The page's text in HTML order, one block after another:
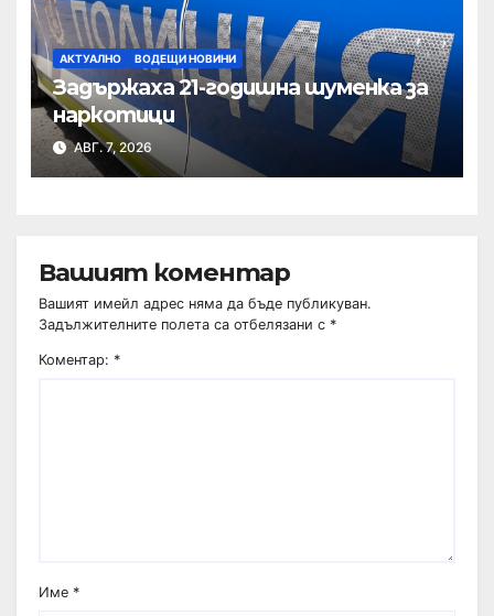
АКТУАЛНО ВОДЕЩИ НОВИНИ
Задържаха 21-годишна шуменка за
наркотици
АВГ. 7, 2026
Вашият коментар
Вашият имейл адрес няма да бъде публикуван.
Задължителните полета са отбелязани с *
Коментар: *
Име *